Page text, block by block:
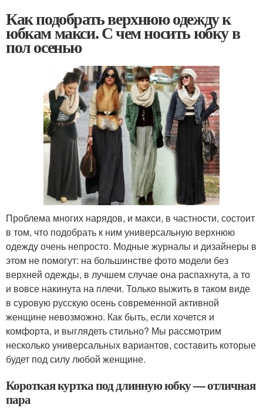
Как подобрать верхнюю одежду к
юбкам макси. С чем носить юбку в
пол осенью
Проблема многих нарядов, и макси, в частности, состоит
в том, что подобрать к ним универсальную верхнюю
одежду очень непросто. Модные журналы и дизайнеры в
этом не помогут: на большинстве фото модели без
верхней одежды, в лучшем случае она распахнута, а то
и вовсе накинута на плечи. Только выжить в таком виде
в суровую русскую осень современной активной
женщине невозможно. Как быть, если хочется и
комфорта, и выглядеть стильно? Мы рассмотрим
несколько универсальных вариантов, составить которые
будет под силу любой женщине.
Короткая куртка под длинную юбку — отличная
пара